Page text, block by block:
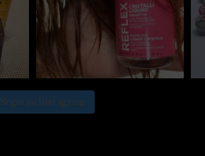
Segui su Instagram